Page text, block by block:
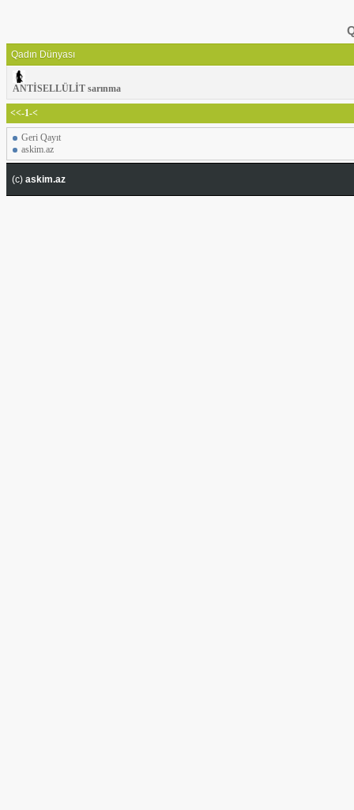
Qadın Dünyası
ANTİSELLÜLİT sarınma
<<-1-<
Geri Qayıt
askim.az
(c) askim.az